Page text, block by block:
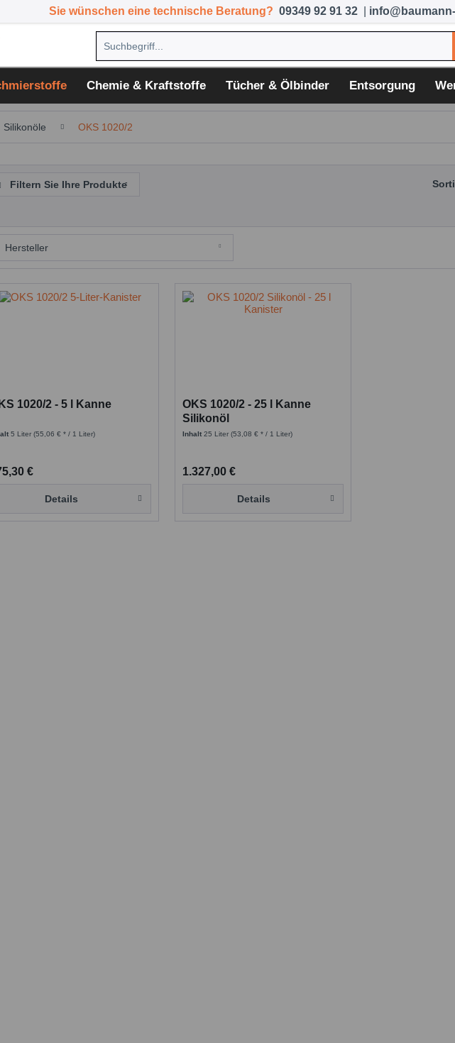
Sie wünschen eine technische Beratung? 09349 92 91 32
Chemie & Kraftstoffe Tücher & Ölbinder Entsorgung
Silikonöle OKS 1020/2
Filtern Sie Ihre Produkte
Hersteller
1020/2 - 5 l Kanne
5 Liter(55,06 € * / 1 Liter)
€
Details
OKS 1020/2 - 25 l Kanne
Silikonöl
Inhalt 25 Liter (53,08 € * / 1 Liter)
1.327,00 €
Details